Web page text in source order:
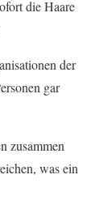
die Haare
der
gar
zusammen
was ein